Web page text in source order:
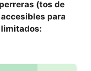
(tos de
para